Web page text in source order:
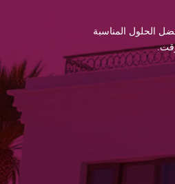
الحلول المناسبة